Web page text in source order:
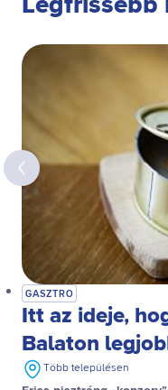
GASZTRO
Itt az ideje,
Balaton
Több településen